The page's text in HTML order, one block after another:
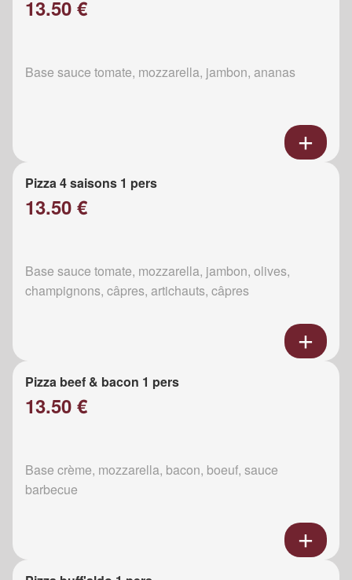
13.50 €
Base sauce tomate, mozzarella, jambon, ananas
Pizza 4 saisons 1 pers
13.50 €
Base sauce tomate, mozzarella, jambon, olives,
champignons, câpres, artichauts, câpres
Pizza beef & bacon 1 pers
13.50 €
Base crème, mozzarella, bacon, boeuf, sauce
barbecue